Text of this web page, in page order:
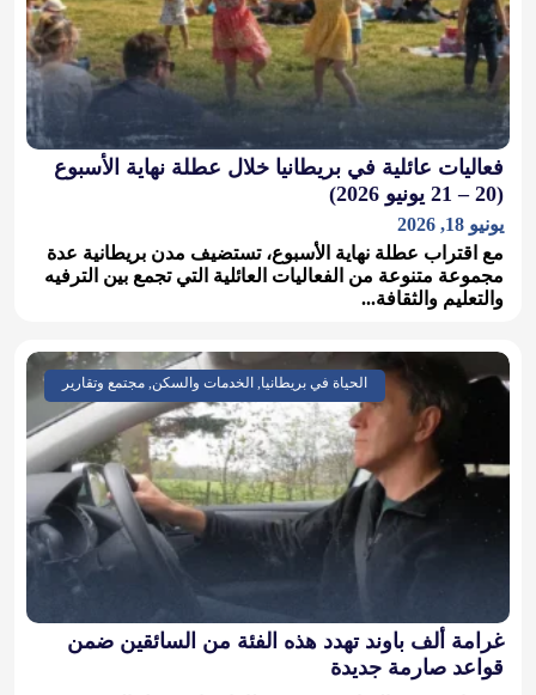
فعاليات عائلية في بريطانيا خلال عطلة نهاية الأسبوع
(20 – 21 يونيو 2026)
يونيو 18, 2026
مع اقتراب عطلة نهاية الأسبوع، تستضيف مدن بريطانية عدة
مجموعة متنوعة من الفعاليات العائلية التي تجمع بين الترفيه
والتعليم والثقافة...
الحياة في بريطانيا, الخدمات والسكن, مجتمع وتقارير
غرامة ألف باوند تهدد هذه الفئة من السائقين ضمن
قواعد صارمة جديدة